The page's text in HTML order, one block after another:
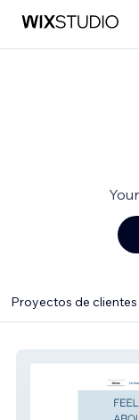
Proyectos de clientes